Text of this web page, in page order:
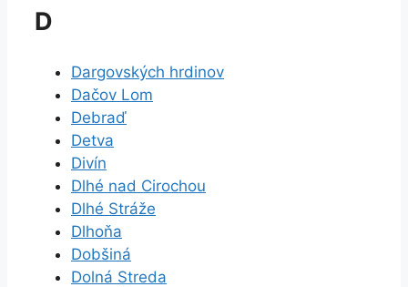
D
Dargovských hrdinov
Dačov Lom
Debraď
Detva
Divín
Dlhé nad Cirochou
Dlhé Stráže
Dlhoňa
Dobšiná
Dolná Streda